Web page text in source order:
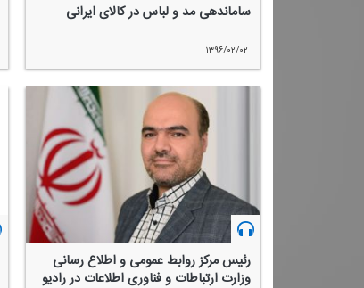
ساماندهی مد و لباس در كالای ایرانی
۱۳۹۶/۰۲/۰۲
رئیس مركز روابط عمومی و اطلاع رسانی
وزارت ارتباطات و فناوری اطلاعات در رادیو